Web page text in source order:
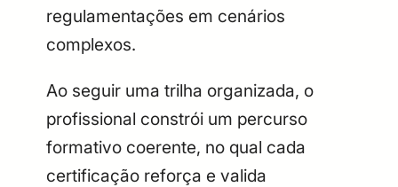
regulamentações em cenários
complexos.
Ao seguir uma trilha organizada, o
profissional constrói um percurso
formativo coerente, no qual cada
certificação reforça e valida